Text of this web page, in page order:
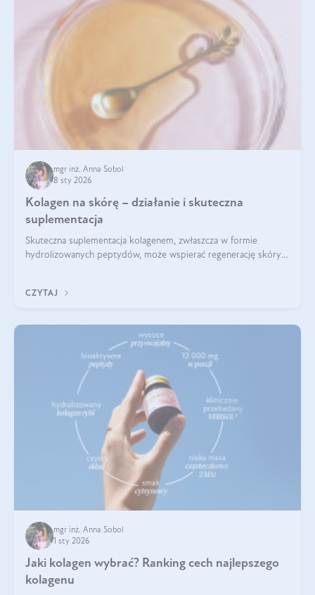
mgr inż. Anna Sobol
8 sty 2026
Kolagen na skórę – działanie i skuteczna
suplementacja
Skuteczna suplementacja kolagenem, zwłaszcza w formie
hydrolizowanych peptydów, może wspierać regenerację skóry i
CZYTAJ
mgr inż. Anna Sobol
1 sty 2026
Jaki kolagen wybrać? Ranking cech najlepszego
kolagenu